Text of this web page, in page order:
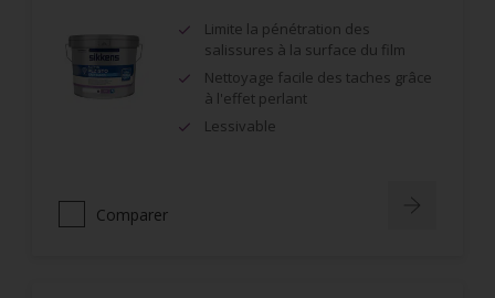
Limite la pénétration des
salissures à la surface du film
Nettoyage facile des taches grâce
à l'effet perlant
Lessivable
Comparer